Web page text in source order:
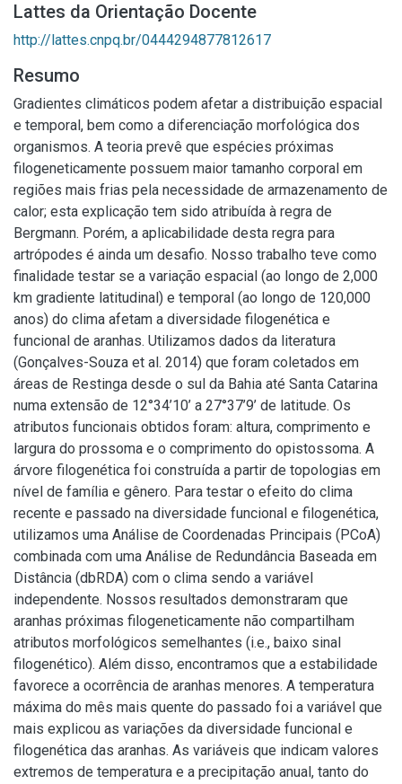
Lattes da Orientação Docente
http://lattes.cnpq.br/0444294877812617
Resumo
Gradientes climáticos podem afetar a distribuição espacial
e temporal, bem como a diferenciação morfológica dos
organismos. A teoria prevê que espécies próximas
filogeneticamente possuem maior tamanho corporal em
regiões mais frias pela necessidade de armazenamento de
calor; esta explicação tem sido atribuída à regra de
Bergmann. Porém, a aplicabilidade desta regra para
artrópodes é ainda um desafio. Nosso trabalho teve como
finalidade testar se a variação espacial (ao longo de 2,000
km gradiente latitudinal) e temporal (ao longo de 120,000
anos) do clima afetam a diversidade filogenética e
funcional de aranhas. Utilizamos dados da literatura
(Gonçalves-Souza et al. 2014) que foram coletados em
áreas de Restinga desde o sul da Bahia até Santa Catarina
numa extensão de 12°34’10’ a 27°37’9’ de latitude. Os
atributos funcionais obtidos foram: altura, comprimento e
largura do prossoma e o comprimento do opistossoma. A
árvore filogenética foi construída a partir de topologias em
nível de família e gênero. Para testar o efeito do clima
recente e passado na diversidade funcional e filogenética,
utilizamos uma Análise de Coordenadas Principais (PCoA)
combinada com uma Análise de Redundância Baseada em
Distância (dbRDA) com o clima sendo a variável
independente. Nossos resultados demonstraram que
aranhas próximas filogeneticamente não compartilham
atributos morfológicos semelhantes (i.e., baixo sinal
filogenético). Além disso, encontramos que a estabilidade
favorece a ocorrência de aranhas menores. A temperatura
máxima do mês mais quente do passado foi a variável que
mais explicou as variações da diversidade funcional e
filogenética das aranhas. As variáveis que indicam valores
extremos de temperatura e a precipitação anual, tanto do